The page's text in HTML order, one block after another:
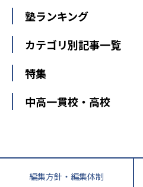
関東
東京都
神奈川県
栃木県
群馬県
新潟県
中部
愛知県
静岡県
大阪府
兵庫県 京都
滋賀県
東京個別指導学院
明光義塾
個別教室のトライ
武田塾
個別指導
オンライン指導
塾ランキング
中学受験ランキング
カテゴリ別記事一覧
中学受験
大学受験
教育全般
大学受験塾の選び方
特集
開成番長直伝！子どもの受
運動と遊びを考える
令和の大学受験は情報戦！
中高一貫校・高校
大学入試改革
親子で極める家庭学習
編集方針・編集体制